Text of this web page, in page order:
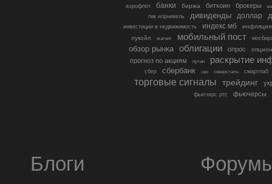
аэрофлот банки биржа биткоин брокеры
гмк норникель
дивиденды доллар
инвестиции в недвижимость индекс мб
инфляция
лукойл
магнит мобильный пост
обзор рынка облигации опрос
прогноз по акциям путин раскрытие
сбер сбербанк сво северсталь смартлаб
торговые сигналы трейдинг
фьючерс ртс фьючерсы
Блоги